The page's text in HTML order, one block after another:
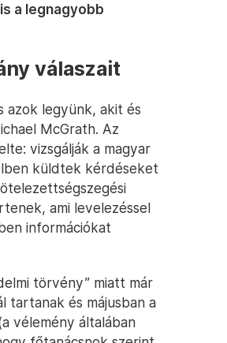
a legnagyobb
válaszait
azok legyünk, akit és
McGrath. Az
vizsgálják a magyar
küldtek kérdéseket
ami levelezéssel
információkat
törvény” miatt már
tartanak és májusban a
vélemény általában